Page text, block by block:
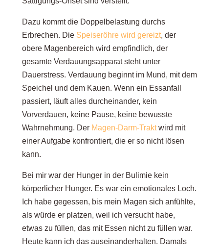
Dazu kommt die Doppelbelastung durchs
Erbrechen. Die Speiseröhre wird gereizt, der
obere Magenbereich wird empfindlich, der
gesamte Verdauungsapparat steht unter
Dauerstress. Verdauung beginnt im Mund, mit dem
Speichel und dem Kauen. Wenn ein Essanfall
passiert, läuft alles durcheinander, kein
Vorverdauen, keine Pause, keine bewusste
Wahrnehmung. Der Magen-Darm-Trakt wird mit
einer Aufgabe konfrontiert, die er so nicht lösen
kann.
Bei mir war der Hunger in der Bulimie kein
körperlicher Hunger. Es war ein emotionales Loch.
Ich habe gegessen, bis mein Magen sich anfühlte,
als würde er platzen, weil ich versucht habe,
etwas zu füllen, das mit Essen nicht zu füllen war.
Heute kann ich das auseinanderhalten. Damals